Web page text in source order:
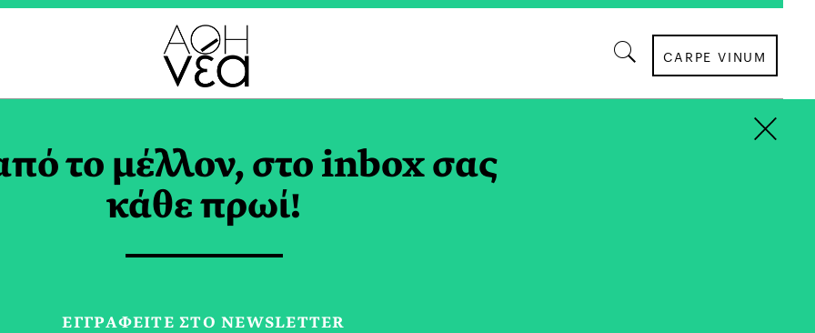
CARPE VINUM
2022
το μέλλον, στο inbox σας
κάθε πρωί!
ΕΓΓPΑΦΕΙΤΕ ΣΤΟ NEWSLETTER
×